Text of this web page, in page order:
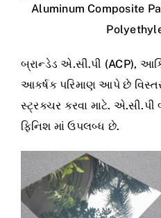
Aluminum Composite
બ્રાન્ડેડ એ.સી.પી (ACP),
આકર્ષક પરિમાણ આપે છે
સ્ટ્રક્ચર કરવા માટે.
ફિનિશ માં ઉપલબ્ધ છે.